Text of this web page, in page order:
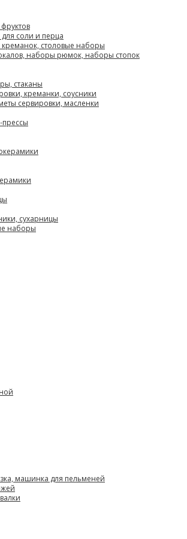
соли и перца
столовые наборы
наборы рюмок, наборы стопок
стаканы
креманки, соусники
сервировки, масленки
сухарницы
наборы
машинка для пельменей